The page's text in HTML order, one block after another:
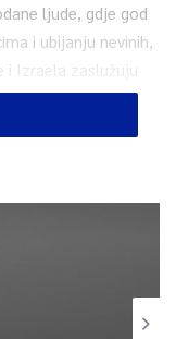
ljude, gdje god
i ubijanju nevinih,
i Izraela zaslužuju
– kaže se u